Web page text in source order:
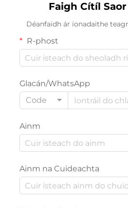
Faigh Cítíl
Déanfaidh ár ionadaithe
R-phost
Glacán/WhatsApp
Code
Ainm
Ainm na Cuideachta